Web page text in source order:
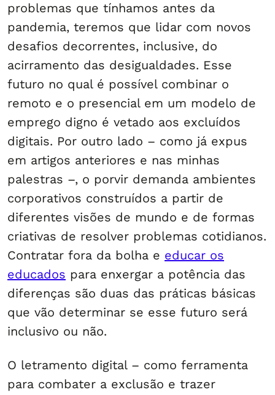
problemas que tínhamos antes da
pandemia, teremos que lidar com novos
desafios decorrentes, inclusive, do
acirramento das desigualdades. Esse
futuro no qual é possível combinar o
remoto e o presencial em um modelo de
emprego digno é vetado aos excluídos
digitais. Por outro lado – como já expus
em artigos anteriores e nas minhas
palestras –, o porvir demanda ambientes
corporativos construídos a partir de
diferentes visões de mundo e de formas
criativas de resolver problemas cotidianos.
Contratar fora da bolha e educar os
educados para enxergar a potência das
diferenças são duas das práticas básicas
que vão determinar se esse futuro será
inclusivo ou não.
O letramento digital – como ferramenta
para combater a exclusão e trazer